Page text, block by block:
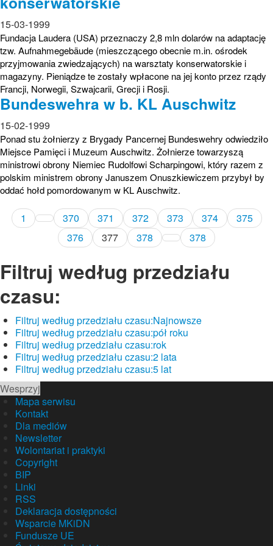
15-03-1999
Fundacja Laudera (USA) przeznaczy 2,8 mln dolarów na adaptację
tzw. Aufnahmegebäude (mieszczącego obecnie m.in. ośrodek
przyjmowania zwiedzających) na warsztaty konserwatorskie i
magazyny. Pieniądze te zostały wpłacone na jej konto przez rządy
Francji, Norwegii, Szwajcarii, Grecji i Rosji.
Bundeswehra w b. KL Auschwitz
15-02-1999
Ponad stu żołnierzy z Brygady Pancernej Bundeswehry odwiedziło
Miejsce Pamięci i Muzeum Auschwitz. Żołnierze towarzyszą
ministrowi obrony Niemiec Rudolfowi Scharpingowi, który razem z
polskim ministrem obrony Januszem Onuszkiewiczem przybył by
oddać hołd pomordowanym w KL Auschwitz.
1 370 371 372 373 374
375
376
377 378 378
Filtruj według przedziału
czasu:
Filtruj według przedziału czasu:Najnowsze
Filtruj według przedziału czasu:pół roku
Filtruj według przedziału czasu:rok
Filtruj według przedziału czasu:2 lata
Filtruj według przedziału czasu:5 lat
Wesprzyj
Mapa serwisu
Kontakt
Dla mediów
Newsletter
Wolontariat i praktyki
Copyright
BIP
Linki
RSS
Deklaracja dostępności
Wsparcie MKiDN
Fundusze UE